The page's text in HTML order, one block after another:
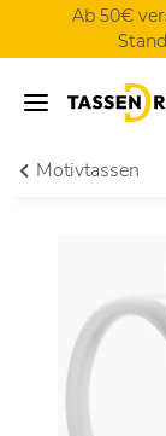
Ab 50€
Motivtassen